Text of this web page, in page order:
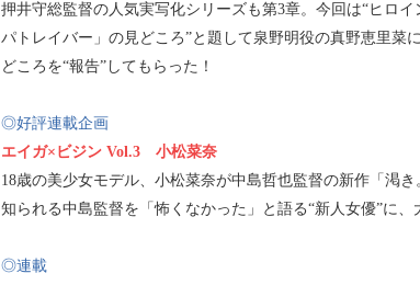
押井守総監督の人気実写化シリーズも第3章。今回は“ヒロ
パトレイバー」の見どころ”と題して泉野明役の真野恵里菜
どころを“報告”してもらった！
◎好評連載企画
エイガ×ビジン Vol.3 小松菜奈
18歳の美少女モデル、小松菜奈が中島哲也監督の新作「渇
知られる中島監督を「怖くなかった」と語る“新人女優”に、
◎連載